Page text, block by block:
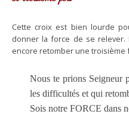
Cette croix est bien lourde
donner la force de se
encore retomber une troisième
Nous te prions Seigneur
les difficultés et qui
Sois notre FORCE dans